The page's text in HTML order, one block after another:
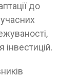
до
інвестицій.